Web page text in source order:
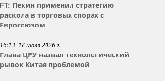
FT: Пекин применил стратегию
раскола в торговых спорах с
Евросоюзом
16:13 18 июля 2026 г.
Глава ЦРУ назвал технологический
рывок Китая проблемой